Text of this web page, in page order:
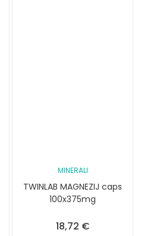
MINERALI
TWINLAB MAGNEZIJ caps
100x375mg
18,72 €